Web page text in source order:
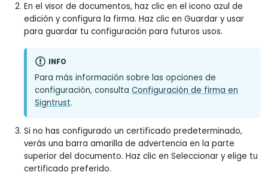
En el visor de documentos, haz clic en el icono azul de
edición y configura la firma. Haz clic en Guardar y usar
para guardar tu configuración para futuros usos.
INFO
Para más información sobre las opciones de
configuración, consultaConfiguración de firma en
Signtrust.
Si no has configurado un certificado predeterminado,
verás una barra amarilla de advertencia en la parte
superior del documento. Haz clic en Seleccionar y elige tu
certificado preferido.